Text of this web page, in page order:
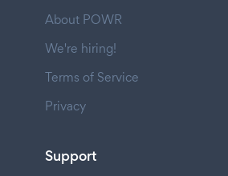
About POWR
We're hiring!
Terms of Service
Privacy
Support